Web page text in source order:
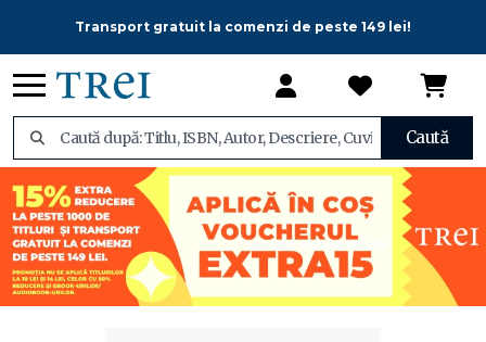
Transport gratuit la comenzi de peste 149 lei!
Caută